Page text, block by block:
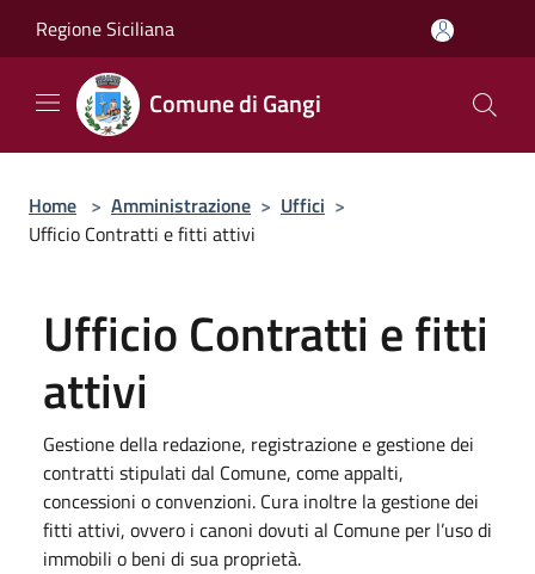
Regione Siciliana
Comune di Gangi
Home > Amministrazione > Uffici >
Ufficio Contratti e fitti attivi
Ufficio Contratti e fitti
attivi
Gestione della redazione, registrazione e gestione dei
contratti stipulati dal Comune, come appalti,
concessioni o convenzioni. Cura inoltre la gestione dei
fitti attivi, ovvero i canoni dovuti al Comune per l’uso di
immobili o beni di sua proprietà.